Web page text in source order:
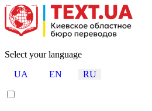
Select your language
UA
EN RU